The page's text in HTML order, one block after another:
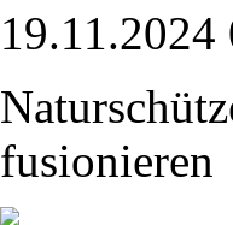
19.11.2024
fusionieren